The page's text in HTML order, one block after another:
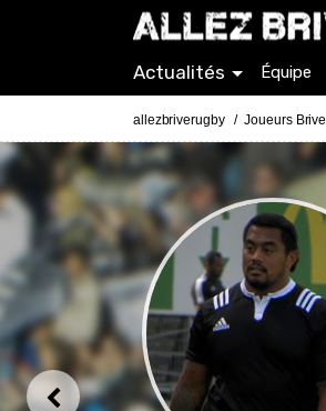
Actualités Équipe
allezbriverugby Joueurs Brive